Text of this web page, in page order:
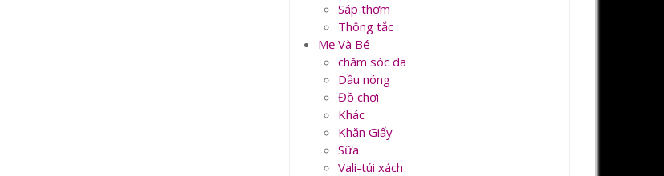
Sáp thơm
Thông tắc
Mẹ Và Bé
chăm sóc da
Dầu nóng
Đồ chơi
Khác
Khăn Giấy
Sữa
Vali-túi xách